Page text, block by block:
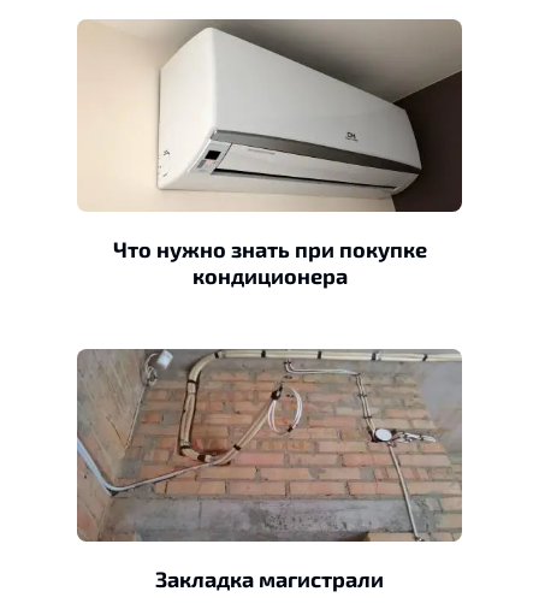
Что нужно знать при покупке
кондиционера
Закладка магистрали